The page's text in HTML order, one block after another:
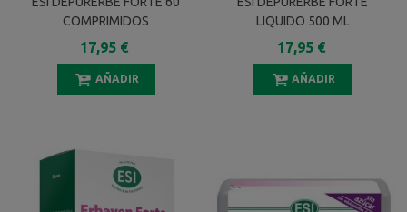
COMPRIMIDOS
17,95 €
AÑADIR
LIQUIDO 500 ML
17,95 €
AÑADIR